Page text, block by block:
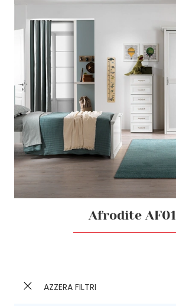
AZZERA FILTRI
Afrodite AF01